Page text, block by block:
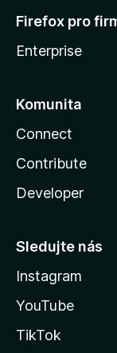
Firefox pro
Enterprise
Komunita
Connect
Contribute
Developer
Sledujte nás
Instagram
YouTube
TikTok